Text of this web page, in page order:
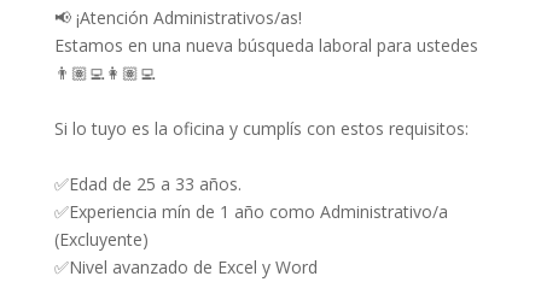
📢 ¡Atención Administrativos/as!
Estamos en una nueva búsqueda laboral para ustedes
👨🏽‍💻👩🏽‍💻
Si lo tuyo es la oficina y cumplís con estos requisitos:
✅Edad de 25 a 33 años.
✅Experiencia mín de 1 año como Administrativo/a
(Excluyente)
✅Nivel avanzado de Excel y Word